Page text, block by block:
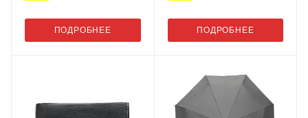
ПОДРОБНЕЕ ПОДРОБНЕЕ